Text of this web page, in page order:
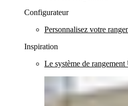
Configurateur
Personnalisez votre
Inspiration
Le système de